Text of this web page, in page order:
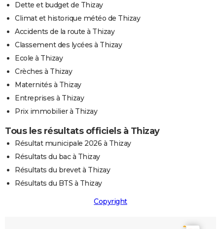
Dette et budget de Thizay
Climat et historique météo de Thizay
Accidents de la route à Thizay
Classement des lycées à Thizay
Ecole à Thizay
Crèches à Thizay
Maternités à Thizay
Entreprises à Thizay
Prix immobilier à Thizay
Tous les résultats officiels à Thizay
Résultat municipale 2026 à Thizay
Résultats du bac à Thizay
Résultats du brevet à Thizay
Résultats du BTS à Thizay
Copyright